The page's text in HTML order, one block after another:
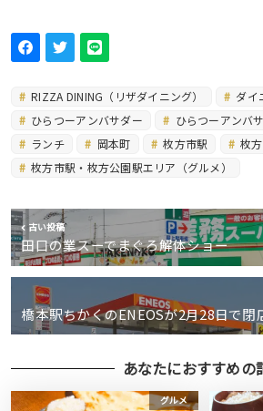
RIZZA DINING（リザダイニング）
ダイ
ひらつーアンバサダー
ひらつーアンバ
ランチ
岡本町 枚方市駅
枚
枚方市駅・枚方公園駅エリア（グルメ）
古い投稿
田口の業スーでまぐろ解体ショー
橋本駅ちかくのENEOSが2月28日で閉
あなたにおすすめの
グルメ